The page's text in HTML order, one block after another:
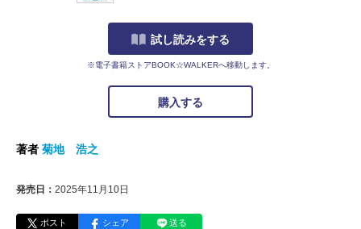
試し読みをする
※電子書籍ストアBOOK☆WALKERへ移動します。
購入する
著者 菊地 浩之
発売日： 2025年11月10日
ポスト シェア 送る